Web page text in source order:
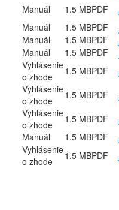
Manuál 1.5 MBPDF
Manuál 1.5 MBPDF
Manuál 1.5 MBPDF
Manuál 1.5 MBPDF
Vyhlásenie
o zhode
1.5 MBPDF
Vyhlásenie
o zhode
1.5 MBPDF
Vyhlásenie
o zhode
1.5 MBPDF
Manuál 1.5 MBPDF
Vyhlásenie
o zhode
1.5 MBPDF